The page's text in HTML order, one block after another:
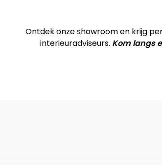
Ontdek onze showroom en krijg
interieuradviseurs. Kom langs